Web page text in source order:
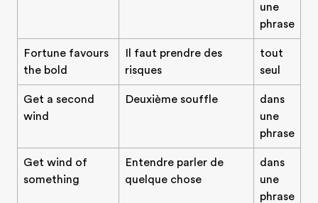
une
phrase
Fortune favours
the bold
Il faut prendre des
risques
tout
seul
Get a second
wind
Deuxième souffle
dans
une
phrase
Get wind of
something
Entendre parler de
quelque chose
dans
une
phrase